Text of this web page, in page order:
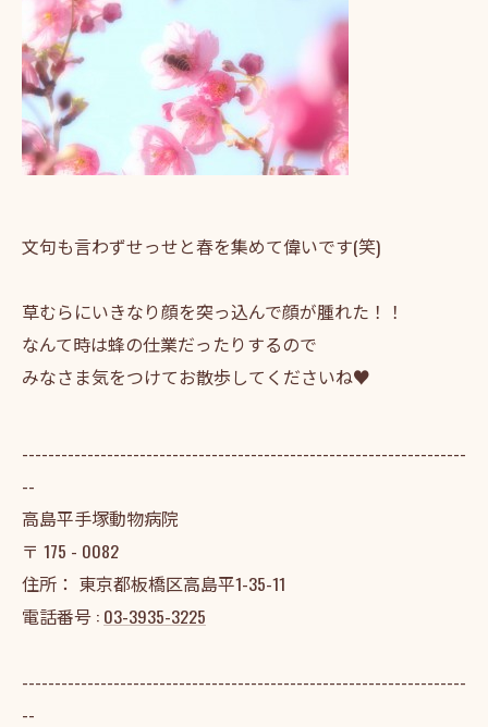
文句も言わずせっせと春を集めて偉いです(笑)
草むらにいきなり顔を突っ込んで顔が腫れた！！
なんて時は蜂の仕業だったりするので
みなさま気をつけてお散歩してくださいね♥
--------------------------------------------------------------------
--
高島平手塚動物病院
〒 175 - 0082
住所： 東京都板橋区高島平1-35-11
電話番号 : 03-3935-3225
--------------------------------------------------------------------
--